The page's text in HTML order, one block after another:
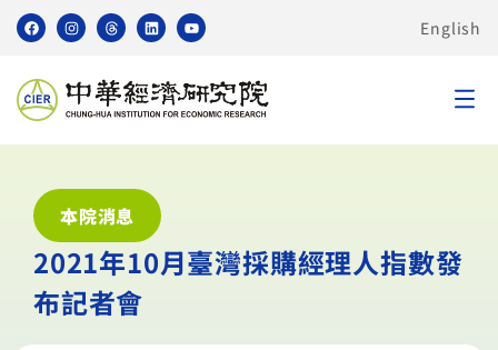
English
本院消息
2021年10月臺灣採購經理人指數發
布記者會